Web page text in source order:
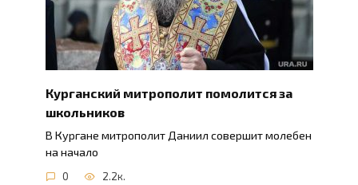
Курганский митрополит помолится за
школьников
В Кургане митрополит Даниил совершит молебен
на начало
0 2.2к.